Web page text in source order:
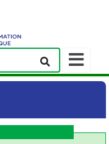
Afficher/
la
barre